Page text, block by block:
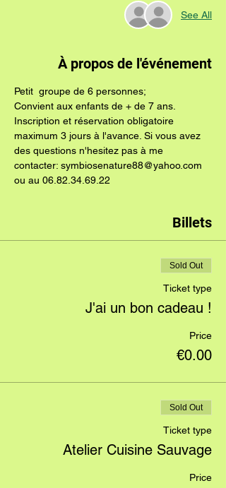
See All
À propos de l'événement
Petit  groupe de 6 personnes;
Convient aux enfants de + de 7 ans.
Inscription et réservation obligatoire
maximum 3 jours à l'avance. Si vous avez
des questions n'hesitez pas à me
contacter: symbiosenature88@yahoo.com
ou au 06.82.34.69.22
Billets
Sold Out
Ticket type
J'ai un bon cadeau !
Price
€0.00
Sold Out
Ticket type
Atelier Cuisine Sauvage
Price